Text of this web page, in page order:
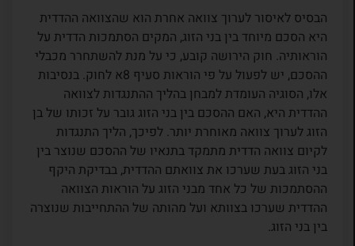
הבסיס לאיסור לערוך צוואה אחרת הוא שהצוואה ההדדית
היא הסכם מיוחד בין בני הזוג, המקים הסתמכות הדדית על
הוראותיה. חוק הירושה קובע, כי על מנת להשתחרר מכבלי
ההסכם, יש לפעול על פי הוראות סעיף 8א לחוק. בנסיבות
אלו, הסוגיה העומדת למבחן בהליך ההתנגדות לצוואה
ההדדית היא, האם ההסכם בין בני הזוג גובר על זכותו של בן
הזוג לערוך צוואה מאוחרת יותר. לפיכך, הליך התנגדות
לקיום צוואה הדדית מתמקד בתנאיו של ההסכם שנוצר בין
בני הזוג בעת שערכו את צוואתם ההדדית, בבדיקת היקף
ההסתמכות של כל אחד מבני הזוג על הוראות הצוואה
ההדדית שערכו בצוותא ועל מהותה של ההתחייבות שנוצרה
בין בני הזוג.